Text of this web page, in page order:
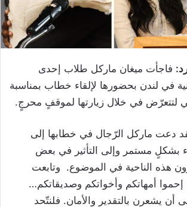
فاجأت ميغان ماركل طلاب إحدى
في لندن بحضورها لإلقاء خطاب بمناسبة
لتتعرّض في خلال زيارتها لموقفٍ محرجٍ.
دعت ماركل الرّجال في خطابها إلى
بشكلٍ مستمر وإلى التأثير في بعض
هذه الناحية في الموضوع. وتابعت
أمهاتكم وأخواتكم وصديقاتكم…
أن يشعرن بالتقدير والأمان. فلنتّحد